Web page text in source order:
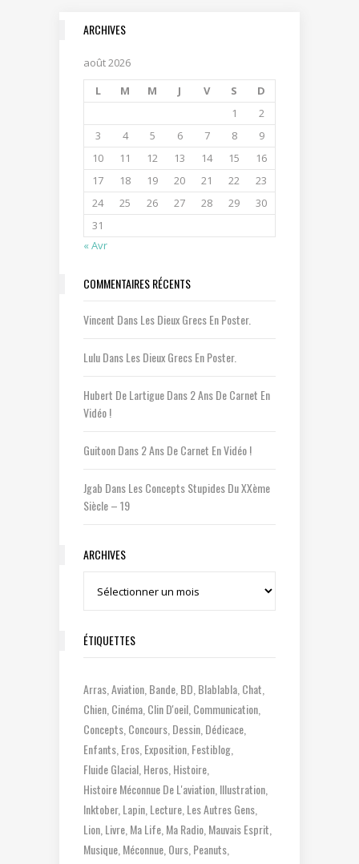
ARCHIVES
août 2026
L
M M J V S
D
1
2
3
4 5 6 7 8
9
10
11 12 13 14 15
16
17
18 19 20 21 22
23
24
25 26 27 28 29
30
31
« Avr
COMMENTAIRES RÉCENTS
Vincent DansLes Dieux Grecs En Poster.
LuluDansLes Dieux Grecs En Poster.
Hubert De LartigueDans2 Ans De Carnet En
Vidéo !
GuitoonDans2 Ans De Carnet En Vidéo !
Jgab DansLes Concepts Stupides Du XXème
Siècle – 19
ARCHIVES
Archives
ÉTIQUETTES
Arras Aviation Bande BD Blablabla Chat
Chien Cinéma Clin D'oeil Communication
Concepts Concours Dessin Dédicace
Enfants Eros Exposition Festiblog
Fluide Glacial Heros Histoire
Histoire Méconnue De L'aviation Illustration
Inktober Lapin Lecture Les Autres Gens
Lion Livre Ma Life Ma Radio Mauvais Esprit
Musique Méconnue Ours Peanuts